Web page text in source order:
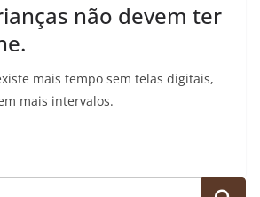
não devem ter
mais tempo sem telas digitais,
mais intervalos.